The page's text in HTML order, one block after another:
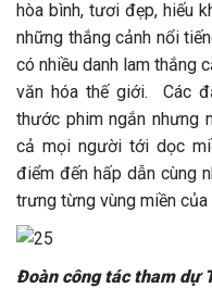
hòa bình, tươi đẹp, hiếu
những thắng cảnh nổi
có nhiều danh lam thắng
văn hóa thế giới. Các
thước phim ngắn nhưng
cả mọi người tới dọc
điểm đến hấp dẫn cùng
trưng từng vùng miền
Đoàn công tác tham dự